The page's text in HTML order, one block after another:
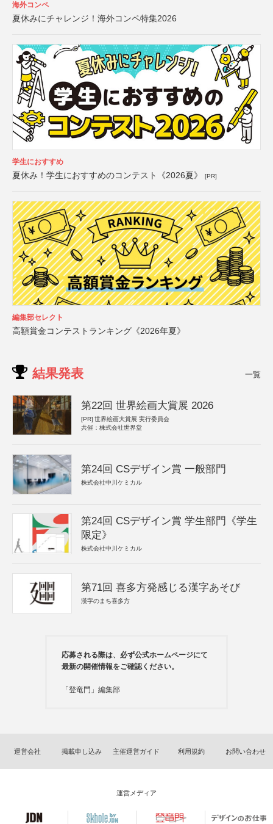
海外コンペ
夏休みにチャレンジ！海外コンペ特集2026
学生におすすめ
夏休み！学生におすすめのコンテスト《2026夏》 [PR]
編集部セレクト
高額賞金コンテストランキング《2026年夏》
結果発表 一覧
第22回 世界絵画大賞展 2026
[PR] 世界絵画大賞展 実行委員会
共催：株式会社世界堂
第24回 CSデザイン賞 一般部門
株式会社中川ケミカル
第24回 CSデザイン賞 学生部門《学生
限定》
株式会社中川ケミカル
第71回 喜多方発感じる漢字あそび
漢字のまち喜多方
応募される際は、必ず公式ホームページにて
最新の開催情報をご確認ください。
「登竜門」編集部
運営会社 掲載申し込み 主催運営ガイド 利用規約 お問い合わせ
運営メディア